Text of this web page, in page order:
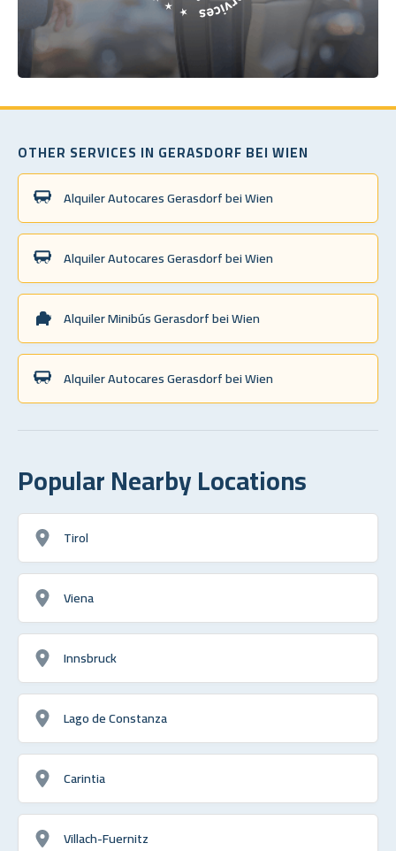
OTHER SERVICES IN GERASDORF BEI WIEN
Alquiler Autocares Gerasdorf bei Wien
Alquiler Autocares Gerasdorf bei Wien
Alquiler Minibús Gerasdorf bei Wien
Alquiler Autocares Gerasdorf bei Wien
Popular Nearby Locations
Tirol
Viena
Innsbruck
Lago de Constanza
Carintia
Villach-Fuernitz